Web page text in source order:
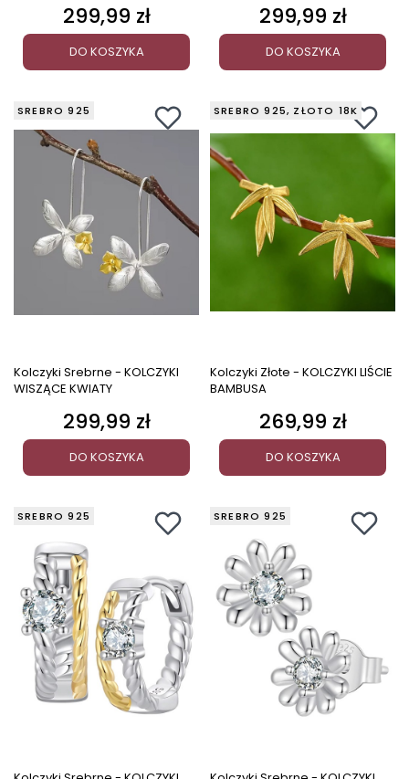
Cena
299,99 zł
DO KOSZYKA
Cena
299,99 zł
DO KOSZYKA
SREBRO 925
Kolczyki Srebrne - KOLCZYKI
WISZĄCE KWIATY
Cena
299,99 zł
DO KOSZYKA
SREBRO 925, ZŁOTO 18K
Kolczyki Złote - KOLCZYKI LIŚCIE
BAMBUSA
Cena
269,99 zł
DO KOSZYKA
SREBRO 925 SREBRO 925